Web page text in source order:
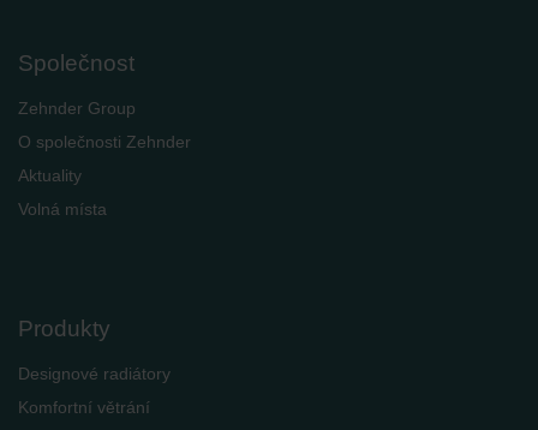
Společnost
Zehnder Group
O společnosti Zehnder
Aktuality
Volná místa
Produkty
Designové radiátory
Komfortní větrání